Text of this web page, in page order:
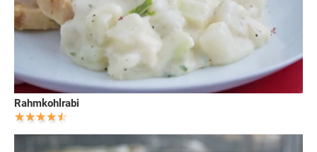
Rahmkohlrabi